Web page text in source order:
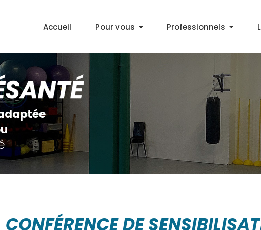
Accueil Pour vous
Découvrir l'APA
Cours APA en salle
Marche Santé+ à Décines
Gym & Marche Nordique à Lyon
Professionnels
Médecins
CONFÉRENCE DE